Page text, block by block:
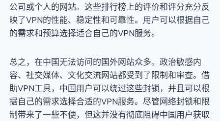
公司或个人的网站。这些排行榜上的评价和评分充分反
映了VPN的性能、稳定性和可靠性。用户可以根据自己
的需求和预算选择适合自己的VPN服务。
总之，在中国无法访问的国外网站众多。政治敏感内
容、社交媒体、文化交流网站都受到了限制和审查。借
助VPN工具，中国用户可以绕过这些封锁，并且可以根
据自己的需求选择合适的VPN服务。尽管网络封锁和限
制带来了一些不便，但这并没有彻底阻碍中国用户获取